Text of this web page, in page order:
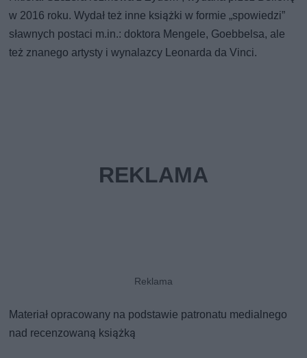
w 2016 roku. Wydał też inne książki w formie „spowiedzi”
sławnych postaci m.in.: doktora Mengele, Goebbelsa, ale
też znanego artysty i wynalazcy Leonarda da Vinci.
Materiał opracowany na podstawie patronatu medialnego
nad recenzowaną książką